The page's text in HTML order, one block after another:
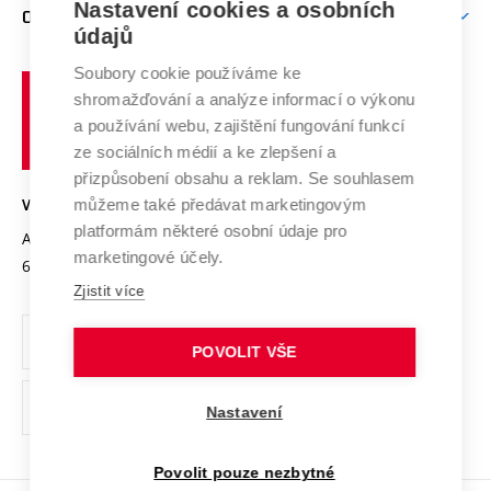
E-přihláška
Doktorské studium
Podpora podnikání
Mezinárodní vědecká rada
Systém zajišťování kvality výzkumu
Výzkumné infrastruktury
Transfer znalostí
Open Science
Projekty
Projekty ze strukturálních fondů
Specifický výzkum
Zahraniční spolupráce
Spolupráce se školami
Služby univerzity
Mezinárodní dohody
Univerzitní sítě
O UNIVERZITĚ
Profil univerzity
Udržitelná univerzita
Podnikavá univerzita / ContriBUTe
Bezpečná univerzita
Vyznamenání
Organizační struktura
Ochrana osobních údajů
odkaz)
učení
technické
VYSOKÉ UČENÍ TECHNICKÉ V BRNĚ
Antonínská 548/1
602 00 Brno
www.vut.cz
vut@vutbr.cz
Nastavení cookies a osobních
údajů
Soubory cookie používáme ke
shromažďování a analýze informací o výkonu
a používání webu, zajištění fungování funkcí
ze sociálních médií a ke zlepšení a
přizpůsobení obsahu a reklam. Se souhlasem
můžeme také předávat marketingovým
platformám některé osobní údaje pro
marketingové účely.
Zjistit více
POVOLIT VŠE
Nastavení
Povolit pouze nezbytné